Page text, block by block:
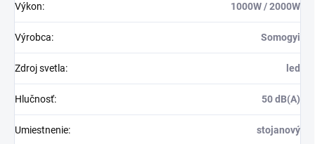
Výkon: 1000W / 2000W
Výrobca: Somogyi
Zdroj svetla: led
Hlučnosť: 50 dB(A)
Umiestnenie: stojanový